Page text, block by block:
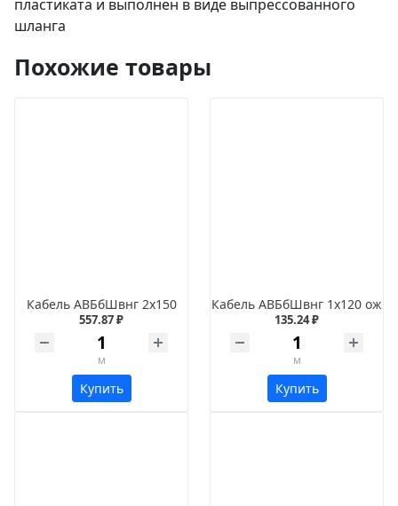
пластиката и выполнен в виде выпрессованного
шланга
Похожие товары
Кабель АВБбШвнг 2х150
557.87 ₽
м
Купить
Кабель АВБбШвнг 1х120 ож
135.24 ₽
м
Купить